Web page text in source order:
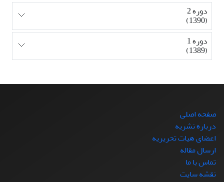
دوره 2
(1390)
دوره 1
(1389)
صفحه اصلی
درباره نشریه
اعضای هیات تحریریه
ارسال مقاله
تماس با ما
نقشه سایت